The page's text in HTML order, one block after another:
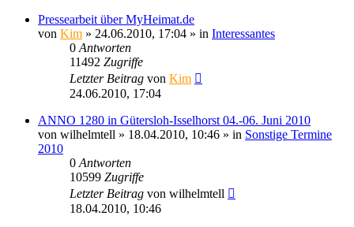
Pressearbeit über MyHeimat.de
von Kim » 24.06.2010, 17:04 » in Interessantes
0 Antworten
11492 Zugriffe
Letzter Beitrag von Kim
24.06.2010, 17:04
ANNO 1280 in Gütersloh-Isselhorst 04.-06. Juni 2010
von wilhelmtell » 18.04.2010, 10:46 » in Sonstige Termine
2010
0 Antworten
10599 Zugriffe
Letzter Beitrag von wilhelmtell
18.04.2010, 10:46